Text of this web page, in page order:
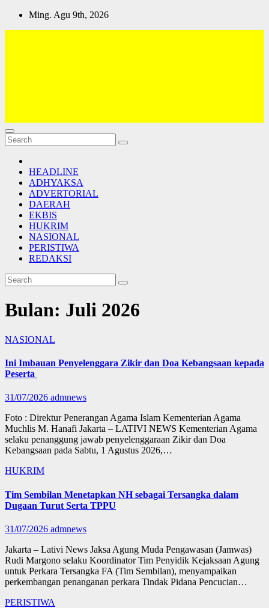
Skip
Ming. Agu 9th, 2026
Lativi News
Semua Jadi Teman
HEADLINE
ADHYAKSA
ADVERTORIAL
DAERAH
EKBIS
HUKRIM
NASIONAL
PERISTIWA
REDAKSI
Bulan: Juli 2026
NASIONAL
Ini Imbauan Penyelenggara Zikir dan Doa Kebangsaan kepada
Peserta
31/07/2026 admnews
Foto : Direktur Penerangan Agama Islam Kementerian Agama
Muchlis M. Hanafi Jakarta – LATIVI NEWS Kementerian Agama
selaku penanggung jawab penyelenggaraan Zikir dan Doa
Kebangsaan pada Sabtu, 1 Agustus 2026,…
HUKRIM
Tim Sembilan Menetapkan NH sebagai Tersangka dalam
Dugaan Turut Serta TPPU
31/07/2026 admnews
Jakarta – Lativi News Jaksa Agung Muda Pengawasan (Jamwas)
Rudi Margono selaku Koordinator Tim Penyidik Kejaksaan Agung
untuk Perkara Tersangka FA (Tim Sembilan), menyampaikan
perkembangan penanganan perkara Tindak Pidana Pencucian…
PERISTIWA